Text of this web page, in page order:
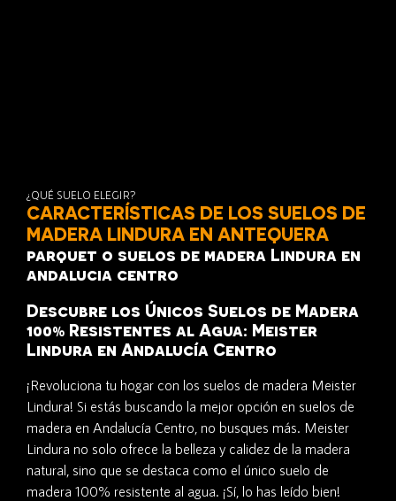
¿QUÉ SUELO ELEGIR?
CARACTERÍSTICAS DE LOS SUELOS DE
MADERA LINDURA EN ANTEQUERA
parquet o suelos de madera Lindura en
andalucia centro
Descubre los Únicos Suelos de Madera
100% Resistentes al Agua: Meister
Lindura en Andalucía Centro
¡Revoluciona tu hogar con los suelos de madera Meister
Lindura! Si estás buscando la mejor opción en suelos de
madera en Andalucía Centro, no busques más. Meister
Lindura no solo ofrece la belleza y calidez de la madera
natural, sino que se destaca como el único suelo de
madera 100% resistente al agua. ¡Sí, lo has leído bien!